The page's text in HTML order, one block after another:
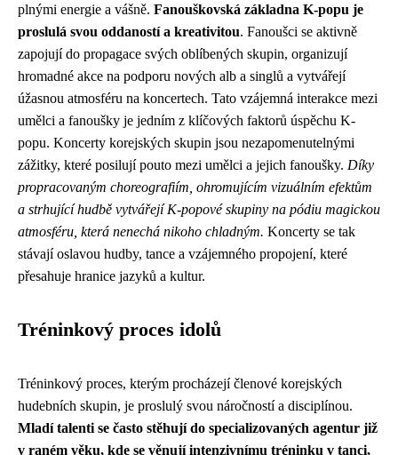
plnými energie a vášně. Fanouškovská základna K-popu je
proslulá svou oddaností a kreativitou. Fanoušci se aktivně
zapojují do propagace svých oblíbených skupin, organizují
hromadné akce na podporu nových alb a singlů a vytvářejí
úžasnou atmosféru na koncertech. Tato vzájemná interakce mezi
umělci a fanoušky je jedním z klíčových faktorů úspěchu K-
popu. Koncerty korejských skupin jsou nezapomenutelnými
zážitky, které posilují pouto mezi umělci a jejich fanoušky. Díky
propracovaným choreografiím, ohromujícím vizuálním efektům
a strhující hudbě vytvářejí K-popové skupiny na pódiu magickou
atmosféru, která nenechá nikoho chladným. Koncerty se tak
stávají oslavou hudby, tance a vzájemného propojení, které
přesahuje hranice jazyků a kultur.
Tréninkový proces idolů
Tréninkový proces, kterým procházejí členové korejských
hudebních skupin, je proslulý svou náročností a disciplínou.
Mladí talenti se často stěhují do specializovaných agentur již
v raném věku, kde se věnují intenzivnímu tréninku v tanci,